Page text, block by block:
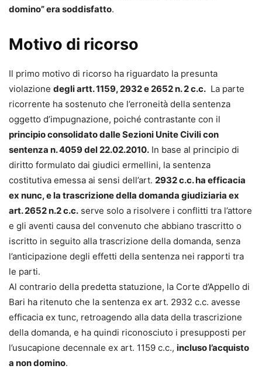
domino” era soddisfatto.
Motivo di ricorso
Il primo motivo di ricorso ha riguardato la presunta
violazione degli artt. 1159, 2932 e 2652 n. 2 c.c. La parte
ricorrente ha sostenuto che l’erroneità della sentenza
oggetto d’impugnazione, poiché contrastante con il
principio consolidato dalle Sezioni Unite Civili con
sentenza n. 4059 del 22.02.2010. In base al principio di
diritto formulato dai giudici ermellini, la sentenza
costitutiva emessa ai sensi dell’art. 2932 c.c. ha efficacia
ex nunc, e la trascrizione della domanda giudiziaria ex
art. 2652 n.2 c.c. serve solo a risolvere i conflitti tra l’attore
e gli aventi causa del convenuto che abbiano trascritto o
iscritto in seguito alla trascrizione della domanda, senza
l’anticipazione degli effetti della sentenza nei rapporti tra
le parti.
Al contrario della predetta statuzione, la Corte d’Appello di
Bari ha ritenuto che la sentenza ex art. 2932 c.c. avesse
efficacia ex tunc, retroagendo alla data della trascrizione
della domanda, e ha quindi riconosciuto i presupposti per
l’usucapione decennale ex art. 1159 c.c., incluso l’acquisto
a non domino.